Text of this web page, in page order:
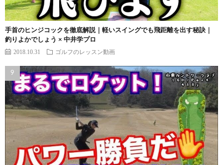
手首のヒンジコックを徹底解説｜軽いスイングでも飛距離を出す秘訣｜
釣りよかでしょう × 中井学プロ
2018.10.31 ゴルフのレッスン動画